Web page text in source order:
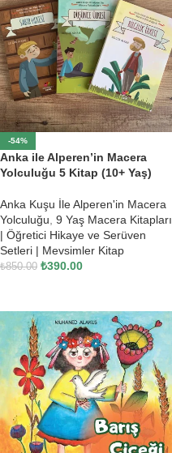
-54%
Anka ile Alperen’in Macera
Yolculuğu 5 Kitap (10+ Yaş)
Anka Kuşu İle Alperen'in Macera
Yolculuğu, 9 Yaş Macera Kitapları
| Öğretici Hikaye ve Serüven
Setleri | Mevsimler Kitap
₺850.00 ₺390.00